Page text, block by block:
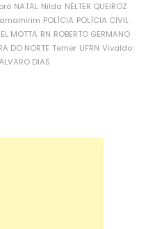
NATAL Nilda NÉLTER QUEIROZ
POLÍCIA POLÍCIA CIVIL
MOTTA RN ROBERTO GERMANO
DO NORTE Temer UFRN Vivaldo
ÁLVARO DIAS